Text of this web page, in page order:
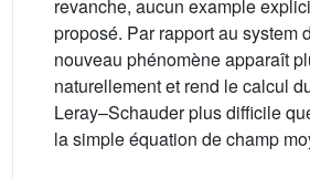
revanche, aucun example
proposé. Par rapport au system
nouveau phénomène apparaît
naturellement et rend le calcul
Leray–Schauder plus difficile
la simple équation de champ